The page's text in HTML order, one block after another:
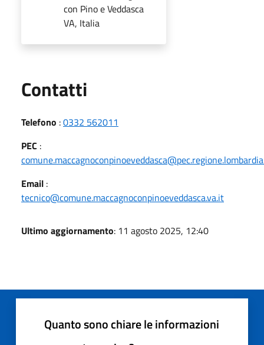
con Pino e Veddasca
VA, Italia
Contatti
Telefono :0332 562011
PEC :
Email :
tecnico@comune.maccagnoconpinoeveddasca.va.it
Ultimo aggiornamento: 11 agosto 2025, 12:40
Quanto sono chiare le informazioni